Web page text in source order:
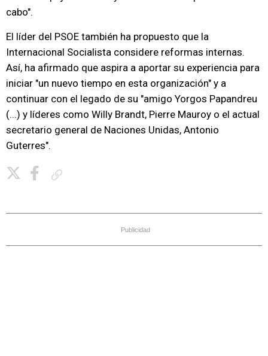
cabo".
El líder del PSOE también ha propuesto que la
Internacional Socialista considere reformas internas.
Así, ha afirmado que aspira a aportar su experiencia para
iniciar "un nuevo tiempo en esta organización" y a
continuar con el legado de su "amigo Yorgos Papandreu
(...) y líderes como Willy Brandt, Pierre Mauroy o el actual
secretario general de Naciones Unidas, Antonio
Guterres".
Publicidad